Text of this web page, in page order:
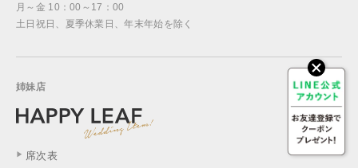
月～金 10：00～17：00
土日祝日、夏季休業日、年末年始を除く
姉妹店
席次表